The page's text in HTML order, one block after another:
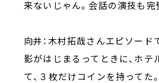
来ないじゃん。会話の演技も
向井：木村拓哉さんエピソー
影がはじまるってときに、ホ
て、３枚だけコインを持ってた